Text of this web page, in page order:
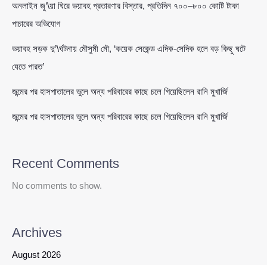
অনলাইন জু’\য়া ঘিরে ভয়াবহ প্রতারণার বিস্তার, প্রতিদিন ৭০০–৮০০ কোটি টাকা
পাচারের অভিযোগ
ভয়াবহ সড়ক দু’\র্ঘটনায় মৌসুমী মৌ, ‘কয়েক সেকেন্ড এদিক-সেদিক হলে বড় কিছু ঘটে
যেতে পারত’
জন্মের পর হাসপাতালের ভুলে অন্য পরিবারের কাছে চলে গিয়েছিলেন রানি মুখার্জি
জন্মের পর হাসপাতালের ভুলে অন্য পরিবারের কাছে চলে গিয়েছিলেন রানি মুখার্জি
Recent Comments
No comments to show.
Archives
August 2026